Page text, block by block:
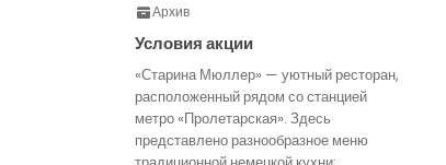
Архив
Условия акции
«Старина Мюллер» — уютный ресторан,
расположенный рядом со станцией
метро «Пролетарская». Здесь
представлено разнообразное меню